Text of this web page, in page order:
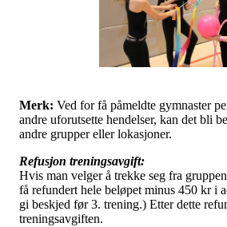
Merk: Ved for få påmeldte gymnaster
andre uforutsette hendelser, kan det bli
andre grupper eller lokasjoner.
Refusjon treningsavgift:
Hvis man velger å trekke seg fra
få refundert hele beløpet minus 450 kr i
gi beskjed før 3. trening.) Etter dette
treningsavgiften.